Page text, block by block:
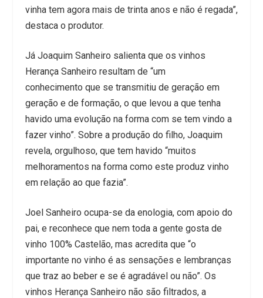
vinha tem agora mais de trinta anos e não é regada”,
destaca o produtor.
Já Joaquim Sanheiro salienta que os vinhos
Herança Sanheiro resultam de “um
conhecimento que se transmitiu de geração em
geração e de formação, o que levou a que tenha
havido uma evolução na forma com se tem vindo a
fazer vinho”. Sobre a produção do filho, Joaquim
revela, orgulhoso, que tem havido “muitos
melhoramentos na forma como este produz vinho
em relação ao que fazia”.
Joel Sanheiro ocupa-se da enologia, com apoio do
pai, e reconhece que nem toda a gente gosta de
vinho 100% Castelão, mas acredita que “o
importante no vinho é as sensações e lembranças
que traz ao beber e se é agradável ou não”. Os
vinhos Herança Sanheiro não são filtrados, a